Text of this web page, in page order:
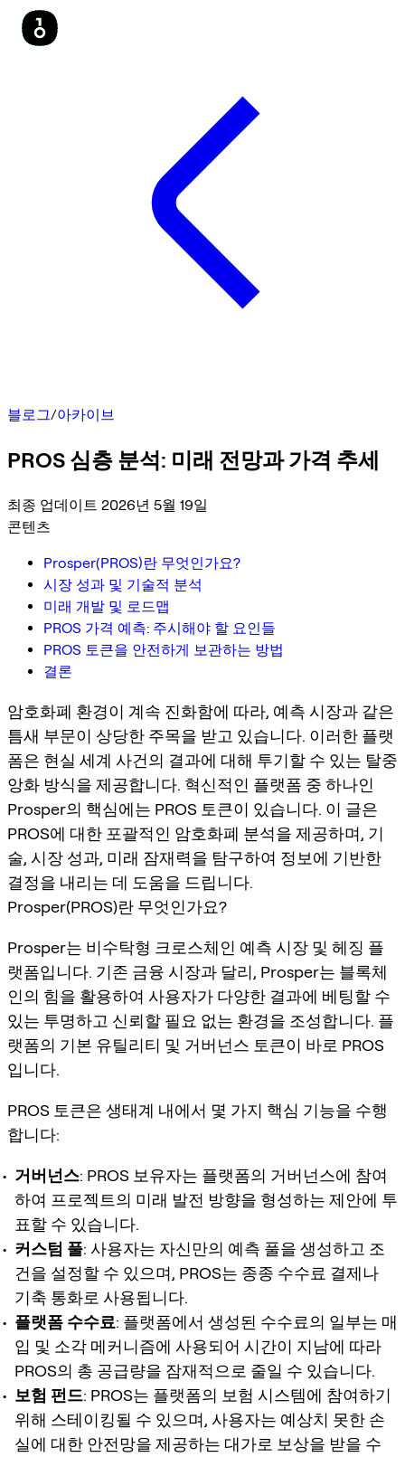
블로그/아카이브
PROS 심층 분석: 미래 전망과 가격 추세
최종 업데이트 2026년 5월 19일
콘텐츠
Prosper(PROS)란 무엇인가요?
시장 성과 및 기술적 분석
미래 개발 및 로드맵
PROS 가격 예측: 주시해야 할 요인들
PROS 토큰을 안전하게 보관하는 방법
결론
암호화폐 환경이 계속 진화함에 따라, 예측 시장과 같은
틈새 부문이 상당한 주목을 받고 있습니다. 이러한 플랫
폼은 현실 세계 사건의 결과에 대해 투기할 수 있는 탈중
앙화 방식을 제공합니다. 혁신적인 플랫폼 중 하나인
Prosper의 핵심에는 PROS 토큰이 있습니다. 이 글은
PROS에 대한 포괄적인 암호화폐 분석을 제공하며, 기
술, 시장 성과, 미래 잠재력을 탐구하여 정보에 기반한
결정을 내리는 데 도움을 드립니다.
Prosper(PROS)란 무엇인가요?
Prosper는 비수탁형 크로스체인 예측 시장 및 헤징 플
랫폼입니다. 기존 금융 시장과 달리, Prosper는 블록체
인의 힘을 활용하여 사용자가 다양한 결과에 베팅할 수
있는 투명하고 신뢰할 필요 없는 환경을 조성합니다. 플
랫폼의 기본 유틸리티 및 거버넌스 토큰이 바로 PROS
입니다.
PROS 토큰은 생태계 내에서 몇 가지 핵심 기능을 수행
합니다:
거버넌스: PROS 보유자는 플랫폼의 거버넌스에 참여
하여 프로젝트의 미래 발전 방향을 형성하는 제안에 투
표할 수 있습니다.
커스텀 풀: 사용자는 자신만의 예측 풀을 생성하고 조
건을 설정할 수 있으며, PROS는 종종 수수료 결제나
기축 통화로 사용됩니다.
플랫폼 수수료: 플랫폼에서 생성된 수수료의 일부는 매
입 및 소각 메커니즘에 사용되어 시간이 지남에 따라
PROS의 총 공급량을 잠재적으로 줄일 수 있습니다.
보험 펀드: PROS는 플랫폼의 보험 시스템에 참여하기
위해 스테이킹될 수 있으며, 사용자는 예상치 못한 손
실에 대한 안전망을 제공하는 대가로 보상을 받을 수